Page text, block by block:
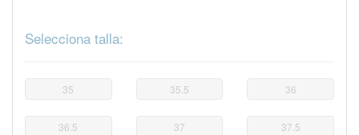
Selecciona talla:
35 35.5 36
36.5 37 37.5